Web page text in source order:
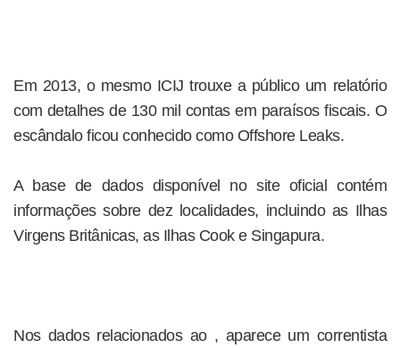
Em 2013, o mesmo ICIJ trouxe a público um relatório
com detalhes de 130 mil contas em paraísos fiscais. O
escândalo ficou conhecido como Offshore Leaks.
A base de dados disponível no site oficial contém
informações sobre dez localidades, incluindo as Ilhas
Virgens Britânicas, as Ilhas Cook e Singapura.
Nos dados relacionados ao , aparece um correntista